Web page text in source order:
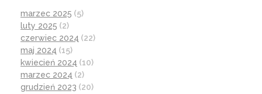
marzec 2025 (5)
luty 2025 (2)
czerwiec 2024 (22)
maj 2024 (15)
kwiecień 2024 (10)
marzec 2024 (2)
grudzień 2023 (20)